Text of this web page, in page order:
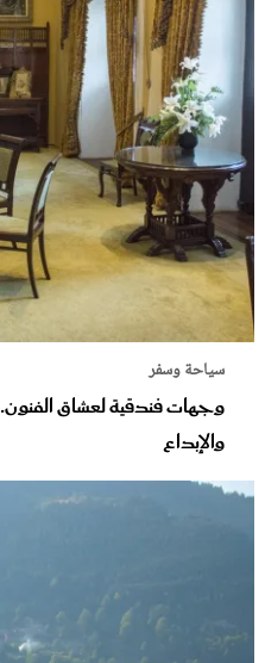
سياحة وسفر
وجهات فندقية لعشاق
والإبداع